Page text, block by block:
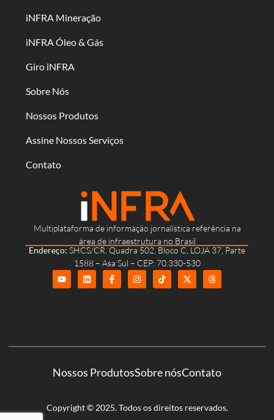
Multiplataforma de informação jornalística referência na
área de infraestrutura no Brasil
Endereço: SHCS/CR, Quadra 502, Bloco C, LOJA 37, Parte
1588 – Asa Sul – CEP: 70.330-530
iNFRA Mineração
iNFRA Óleo & Gás
Giro iNFRA
Sobre Nós
Nossos Produtos
Assine Nossos Serviços
Contato
Nossos ProdutosSobre nósContato
Copyright © 2025. Todos os direitos reservados.